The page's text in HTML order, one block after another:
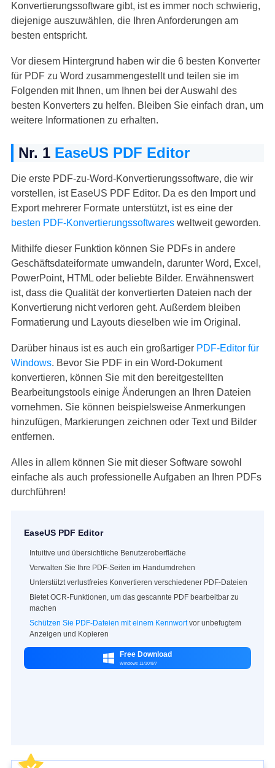
Konvertierungssoftware gibt, ist es immer noch schwierig,
diejenige auszuwählen, die Ihren Anforderungen am
besten entspricht.
Vor diesem Hintergrund haben wir die 6 besten Konverter
für PDF zu Word zusammengestellt und teilen sie im
Folgenden mit Ihnen, um Ihnen bei der Auswahl des
besten Konverters zu helfen. Bleiben Sie einfach dran, um
weitere Informationen zu erhalten.
Nr. 1 EaseUS PDF Editor
Die erste PDF-zu-Word-Konvertierungssoftware, die wir
vorstellen, ist EaseUS PDF Editor. Da es den Import und
Export mehrerer Formate unterstützt, ist es eine der
besten PDF-Konvertierungssoftwaresweltweit geworden.
Mithilfe dieser Funktion können Sie PDFs in andere
Geschäftsdateiformate umwandeln, darunter Word, Excel,
PowerPoint, HTML oder beliebte Bilder. Erwähnenswert
ist, dass die Qualität der konvertierten Dateien nach der
Konvertierung nicht verloren geht. Außerdem bleiben
Formatierung und Layouts dieselben wie im Original.
Darüber hinaus ist es auch ein großartiger PDF-Editor für
Windows. Bevor Sie PDF in ein Word-Dokument
konvertieren, können Sie mit den bereitgestellten
Bearbeitungstools einige Änderungen an Ihren Dateien
vornehmen. Sie können beispielsweise Anmerkungen
hinzufügen, Markierungen zeichnen oder Text und Bilder
entfernen.
Alles in allem können Sie mit dieser Software sowohl
einfache als auch professionelle Aufgaben an Ihren PDFs
durchführen!
EaseUS PDF Editor
Intuitive und übersichtliche Benutzeroberfläche
Verwalten Sie Ihre PDF-Seiten im Handumdrehen
Unterstützt verlustfreies Konvertieren verschiedener PDF-Dateien
Bietet OCR-Funktionen, um das gescannte PDF bearbeitbar zu
machen
Schützen Sie PDF-Dateien mit einem Kennwortvor unbefugtem
Anzeigen und Kopieren
 Free Download
Windows 11/10/8/7